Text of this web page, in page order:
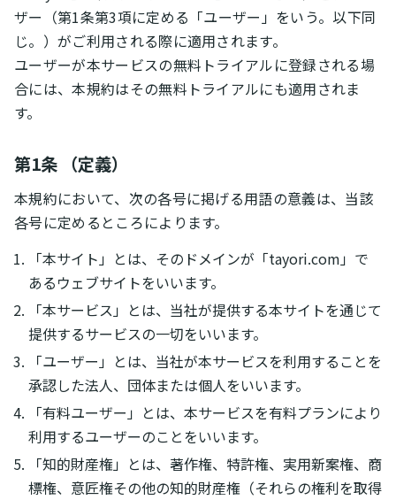
ザー（第1条第3項に定める「ユーザー」をいう。以下同
じ。）がご利用される際に適用されます。
ユーザーが本サービスの無料トライアルに登録される場
合には、本規約はその無料トライアルにも適用されま
す。
第1条 （定義）
本規約において、次の各号に掲げる用語の意義は、当該
各号に定めるところによります。
「本サイト」とは、そのドメインが「tayori.com」で
あるウェブサイトをいいます。
「本サービス」とは、当社が提供する本サイトを通じて
提供するサービスの一切をいいます。
「ユーザー」とは、当社が本サービスを利用することを
承認した法人、団体または個人をいいます。
「有料ユーザー」とは、本サービスを有料プランにより
利用するユーザーのことをいいます。
「知的財産権」とは、著作権、特許権、実用新案権、商
標権、意匠権その他の知的財産権（それらの権利を取得